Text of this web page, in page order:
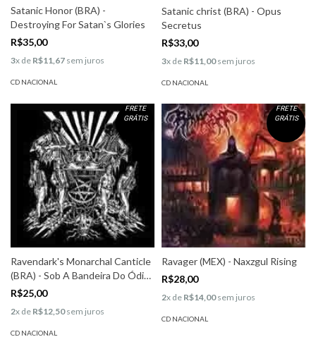
Satanic Honor (BRA) -
Destroying For Satan`s Glories
R$35,00
3x de R$11,67 sem juros
CD NACIONAL
Satanic christ (BRA) - Opus
Secretus
R$33,00
3x de R$11,00sem juros
CD NACIONAL
FRETE
GRÁTIS
Ravendark's Monarchal Canticle
(BRA) - Sob A Bandeira Do Ódio
E Da Arrogância
R$25,00
2x de R$12,50sem juros
CD NACIONAL
FRETE
GRÁTIS
Ravager (MEX) - Naxzgul Rising
R$28,00
2x de R$14,00sem juros
CD NACIONAL